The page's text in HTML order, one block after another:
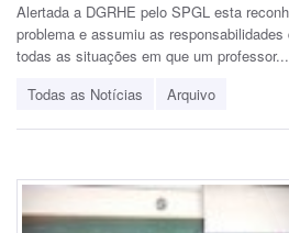
Alertada a DGRHE pelo SPGL esta
problema e assumiu as
todas as situações em que um professor...
Todas as Notícias
Arquivo